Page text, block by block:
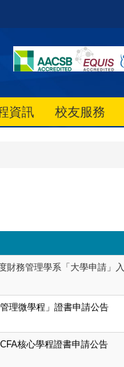
資訊 校友服務
財務管理學系「大學申請」
理微學程」證書申請公告
核心學程證書申請公告